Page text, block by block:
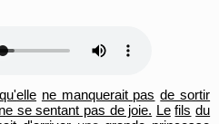
qu'elle ne manquerait pas de sortir
ne se sentant pas de joie. Le fils du